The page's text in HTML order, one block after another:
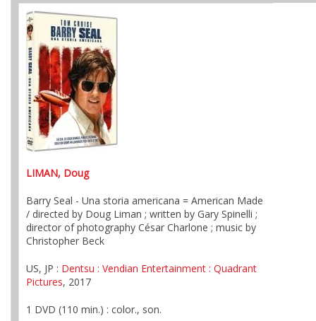
LIMAN, Doug
Barry Seal - Una storia americana = American Made
/ directed by Doug Liman ; written by Gary Spinelli ;
director of photography César Charlone ; music by
Christopher Beck
US, JP : Dentsu : Vendian Entertainment : Quadrant
Pictures, 2017
1 DVD (110 min.) : color., son.